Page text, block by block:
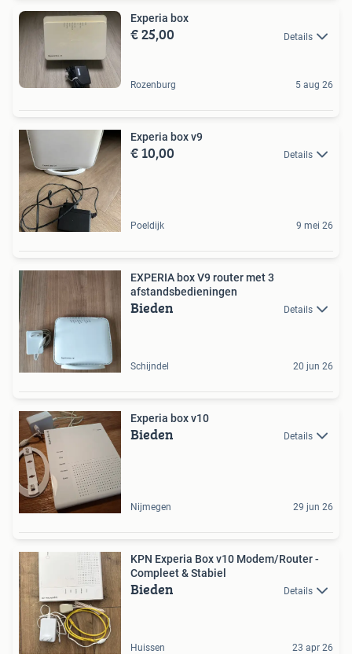
Experia box
€ 25,00 Details
Rozenburg 5 aug 26
Experia box v9
€ 10,00 Details
Poeldijk 9 mei 26
EXPERIA box V9 router met 3
afstandsbedieningen
Bieden Details
Schijndel 20 jun 26
Experia box v10
Bieden Details
Nijmegen 29 jun 26
KPN Experia Box v10 Modem/Router -
Compleet & Stabiel
Bieden Details
Huissen 23 apr 26